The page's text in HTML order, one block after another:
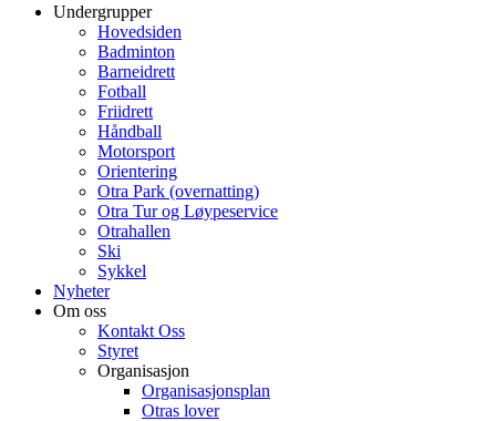
Undergrupper
Hovedsiden
Badminton
Barneidrett
Fotball
Friidrett
Håndball
Motorsport
Orientering
Otra Park (overnatting)
Otra Tur og Løypeservice
Otrahallen
Ski
Sykkel
Nyheter
Om oss
Kontakt Oss
Styret
Organisasjon
Organisasjonsplan
Otras lover